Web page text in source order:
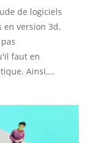
de logiciels
en version 3d.
faut en
Ainsi,...